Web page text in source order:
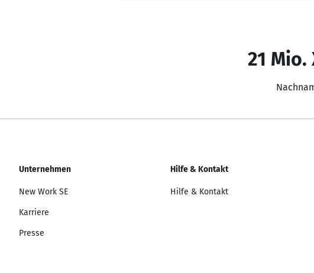
21 Mio.
Unternehmen
New Work SE
Karriere
Presse
Hilfe & Kontakt
Hilfe & Kontakt